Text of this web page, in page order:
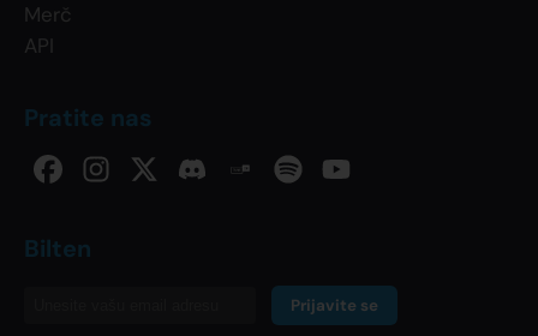
Merč
API
Pratite nas
Bilten
Prijavite se